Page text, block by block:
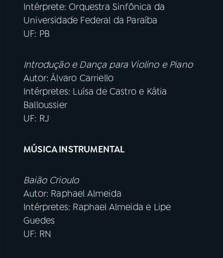
Intérprete: Orquestra Sinfônica da
Universidade Federal da Paraíba
UF: PB
Introdução e Dança para Violino e Piano
Autor: Álvaro Carriello
Intérpretes: Luísa de Castro e Kátia
Balloussier
UF: RJ
MÚSICA INSTRUMENTAL
Baião Crioulo
Autor: Raphael Almeida
Intérpretes: Raphael Almeida e Lipe
Guedes
UF: RN